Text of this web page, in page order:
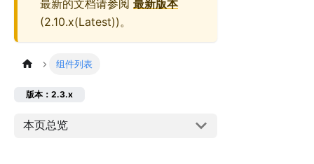
最新的文档请参阅 最新版本
(2.10.x(Latest))。
组件列表
版本：2.3.x
本页总览